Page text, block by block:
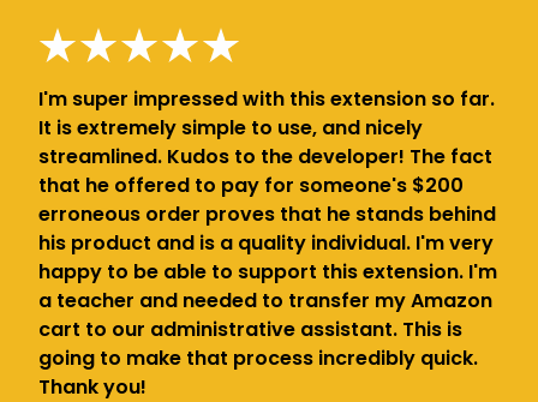
I'm super impressed with this extension so far.
It is extremely simple to use, and nicely
streamlined. Kudos to the developer! The fact
that he offered to pay for someone's $200
erroneous order proves that he stands behind
his product and is a quality individual. I'm very
happy to be able to support this extension. I'm
a teacher and needed to transfer my Amazon
cart to our administrative assistant. This is
going to make that process incredibly quick.
Thank you!